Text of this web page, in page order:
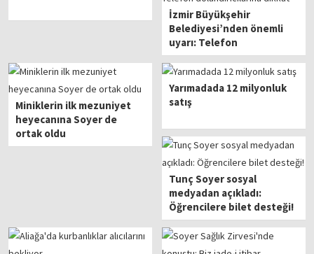
İzmir Büyükşehir
Belediyesi’nden önemli
uyarı: Telefon
dolandırıcılarına dikkat
Miniklerin ilk mezuniyet
heyecanına Soyer de
ortak oldu
Yarımadada 12 milyonluk
satış
Tunç Soyer sosyal
medyadan açıkladı:
Öğrencilere bilet desteği!